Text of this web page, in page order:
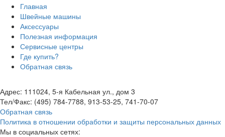
Главная
Швейные машины
Аксессуары
Полезная информация
Сервисные центры
Где купить?
Обратная связь
Адрес: 111024, 5-я Кабельная ул., дом 3
Тел/Факс: (495) 784-7788, 913-53-25, 741-70-07
Обратная связь
Политика в отношении обработки и защиты персональных данных
Мы в социальных сетях: